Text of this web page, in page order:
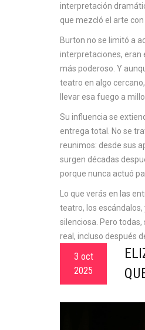
interpretación
que mezcló el arte
Burton no se limitó a
interpretaciones, eran
más poderoso. Y
teatro en algo
llevar esa fuego a
Su influencia se
entrega total. No se
reunimos: desde sus
surgen décadas
porque nunca actuó
Lo que verás en las
teatro, los
silenciosa. Pero
real, incluso después
3 oct
2025